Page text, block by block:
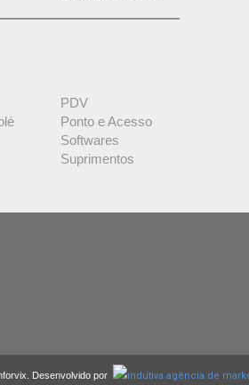
PDV
Ponto e Acesso
Softwares
Suprimentos
Desenvolvido por